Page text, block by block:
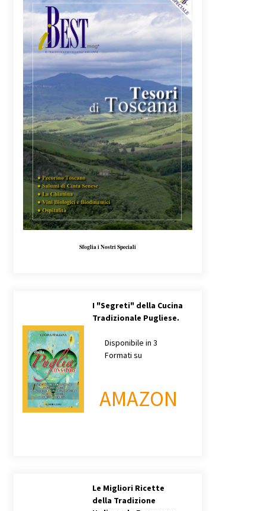
Sfoglia i Nostri Speciali
I "Segreti" della Cucina
Tradizionale Pugliese.
Disponibile in 3
Formati su
AMAZON
Le Migliori Ricette
della Tradizione